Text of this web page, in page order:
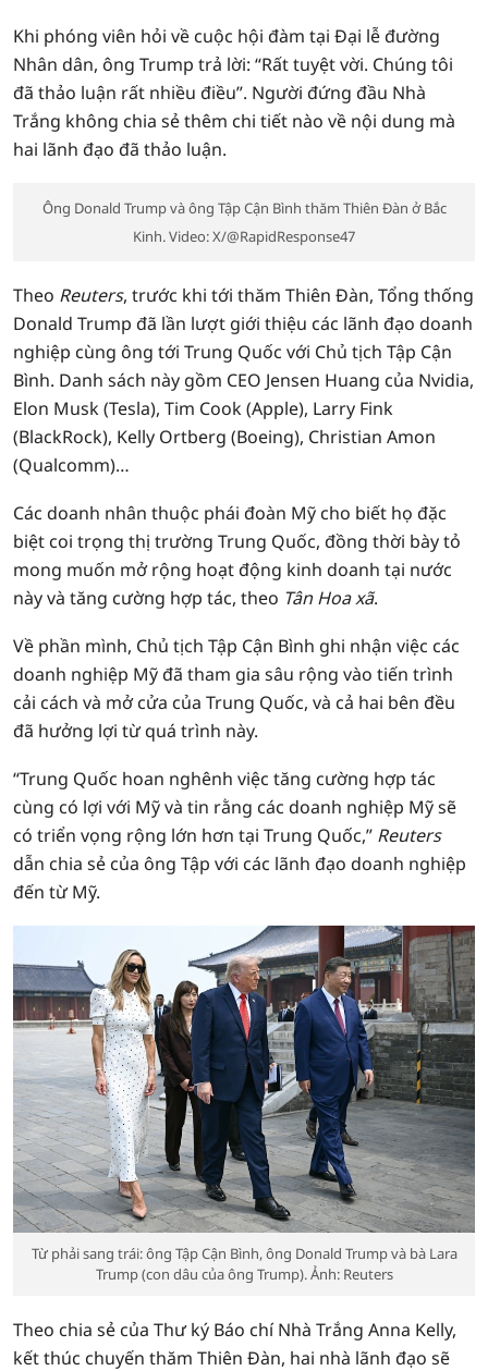
Khi phóng viên hỏi về cuộc hội đàm tại Đại lễ đường
Nhân dân, ông Trump trả lời: “Rất tuyệt vời. Chúng tôi
đã thảo luận rất nhiều điều”. Người đứng đầu Nhà
Trắng không chia sẻ thêm chi tiết nào về nội dung mà
hai lãnh đạo đã thảo luận.
Ông Donald Trump và ông Tập Cận Bình thăm Thiên Đàn ở Bắc
Kinh. Video: X/@RapidResponse47
Theo Reuters, trước khi tới thăm Thiên Đàn, Tổng thống
Donald Trump đã lần lượt giới thiệu các lãnh đạo doanh
nghiệp cùng ông tới Trung Quốc với Chủ tịch Tập Cận
Bình. Danh sách này gồm CEO Jensen Huang của Nvidia,
Elon Musk (Tesla), Tim Cook (Apple), Larry Fink
(BlackRock), Kelly Ortberg (Boeing), Christian Amon
(Qualcomm)…
Các doanh nhân thuộc phái đoàn Mỹ cho biết họ đặc
biệt coi trọng thị trường Trung Quốc, đồng thời bày tỏ
mong muốn mở rộng hoạt động kinh doanh tại nước
này và tăng cường hợp tác, theo Tân Hoa xã.
Về phần mình, Chủ tịch Tập Cận Bình ghi nhận việc các
doanh nghiệp Mỹ đã tham gia sâu rộng vào tiến trình
cải cách và mở cửa của Trung Quốc, và cả hai bên đều
đã hưởng lợi từ quá trình này.
“Trung Quốc hoan nghênh việc tăng cường hợp tác
cùng có lợi với Mỹ và tin rằng các doanh nghiệp Mỹ sẽ
có triển vọng rộng lớn hơn tại Trung Quốc,” Reuters
dẫn chia sẻ của ông Tập với các lãnh đạo doanh nghiệp
đến từ Mỹ.
Từ phải sang trái: ông Tập Cận Bình, ông Donald Trump và bà Lara
Trump (con dâu của ông Trump). Ảnh: Reuters
Theo chia sẻ của Thư ký Báo chí Nhà Trắng Anna Kelly,
kết thúc chuyến thăm Thiên Đàn, hai nhà lãnh đạo sẽ